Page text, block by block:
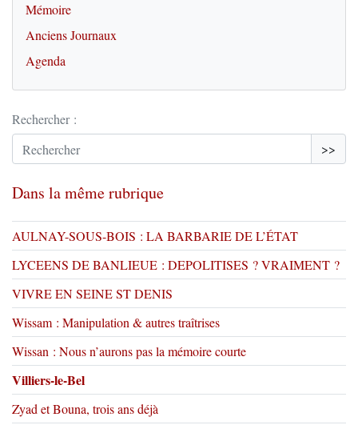
Mémoire
Anciens Journaux
Agenda
Rechercher :
>>
Dans la même rubrique
AULNAY-SOUS-BOIS : LA BARBARIE DE L’ÉTAT
LYCEENS DE BANLIEUE : DEPOLITISES ? VRAIMENT ?
VIVRE EN SEINE ST DENIS
Wissam : Manipulation & autres traîtrises
Wissan : Nous n’aurons pas la mémoire courte
Villiers-le-Bel
Zyad et Bouna, trois ans déjà